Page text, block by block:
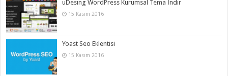
uDesing WordPress Kurumsal Tema İndir
15 Kasım 2016
Yoast Seo Eklentisi
15 Kasım 2016